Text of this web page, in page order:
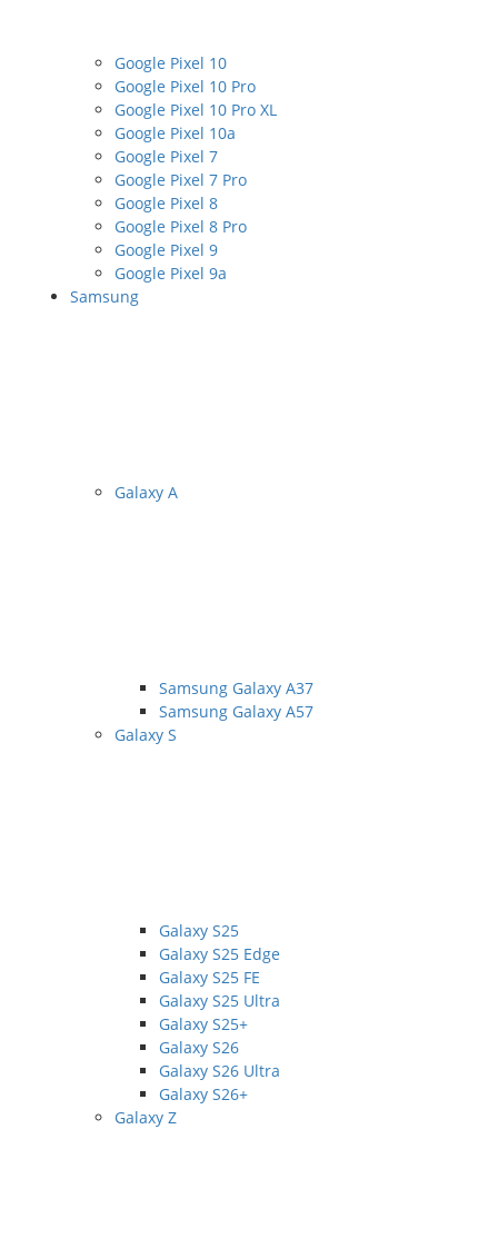
Google Pixel 10
Google Pixel 10 Pro
Google Pixel 10 Pro XL
Google Pixel 10a
Google Pixel 7
Google Pixel 7 Pro
Google Pixel 8
Google Pixel 8 Pro
Google Pixel 9
Google Pixel 9a
Samsung
Galaxy A
Samsung Galaxy A37
Samsung Galaxy A57
Galaxy S
Galaxy S25
Galaxy S25 Edge
Galaxy S25 FE
Galaxy S25 Ultra
Galaxy S25+
Galaxy S26
Galaxy S26 Ultra
Galaxy S26+
Galaxy Z